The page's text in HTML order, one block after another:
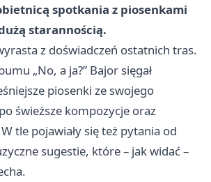
spotkania z piosenkami
starannością.
z doświadczeń ostatnich tras.
„No, a ja?” Bajor sięgał
piosenki ze swojego
świeższe kompozycje oraz
tle pojawiały się też pytania od
sugestie, które – jak widać –